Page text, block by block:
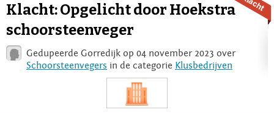
Voor Bedrijven
Login
Klacht: Opgelicht door Hoekstra
schoorsteenveger
Gedupeerde Gorredijk op 04 november 2023 over
Schoorsteenvegers in de categorie Klusbedrijven